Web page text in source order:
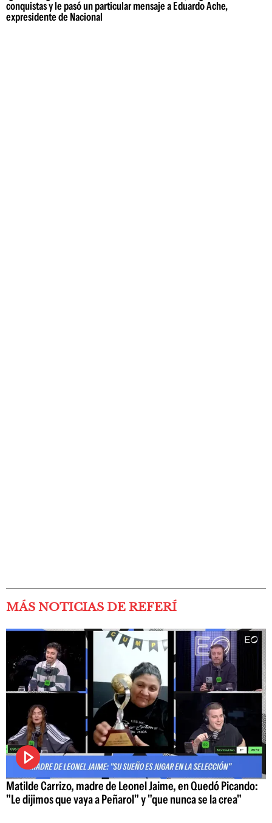
conquistas y le pasó un particular mensaje a Eduardo Ache,
expresidente de Nacional
MÁS NOTICIAS DE REFERÍ
Matilde Carrizo, madre de Leonel Jaime, en Quedó Picando:
"Le dijimos que vaya a Peñarol" y "que nunca se la crea"